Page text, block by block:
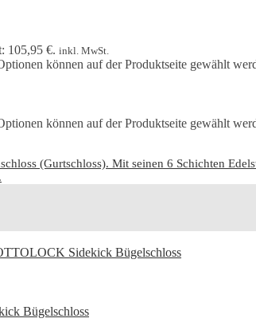
105,95 €. inkl. MwSt.
können auf der Produktseite gewählt
können auf der Produktseite gewählt
(Gurtschloss). Mit seinen 6 Schichten